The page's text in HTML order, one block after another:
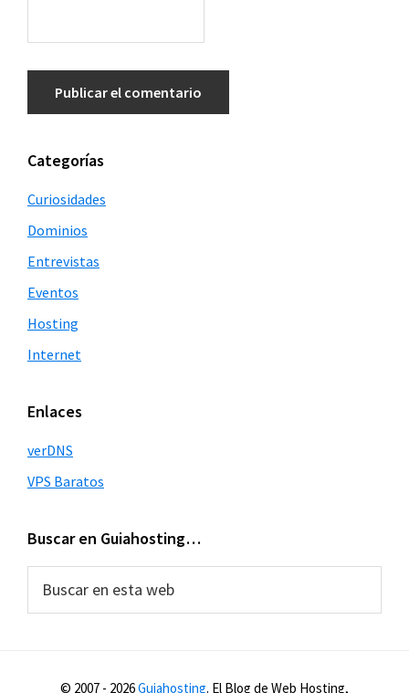
Barra
lateral
principal
Categorías
Curiosidades
Dominios
Entrevistas
Eventos
Hosting
Internet
Enlaces
verDNS
VPS Baratos
Buscar en Guiahosting…
© 2007 - 2026Guiahosting. El Blog de Web Hosting,